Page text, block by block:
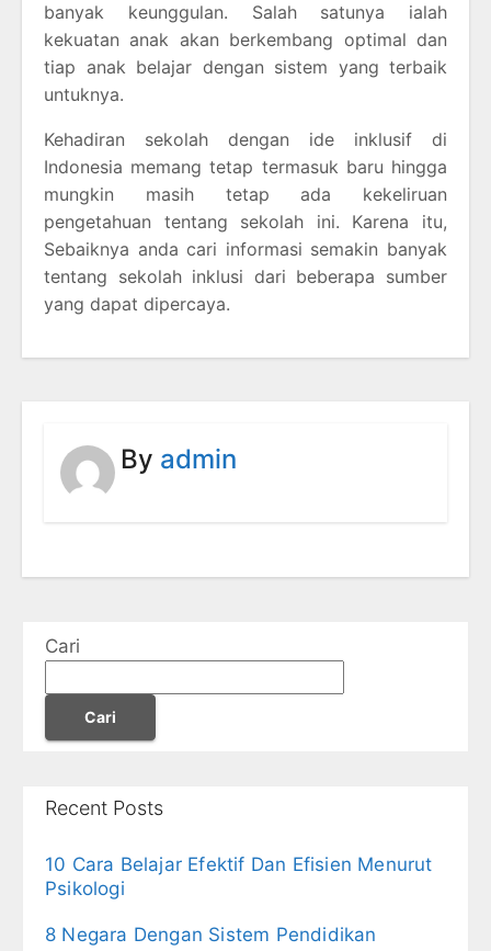
banyak keunggulan. Salah satunya ialah
kekuatan anak akan berkembang optimal dan
tiap anak belajar dengan sistem yang terbaik
untuknya.
Kehadiran sekolah dengan ide inklusif di
Indonesia memang tetap termasuk baru hingga
mungkin masih tetap ada kekeliruan
pengetahuan tentang sekolah ini. Karena itu,
Sebaiknya anda cari informasi semakin banyak
tentang sekolah inklusi dari beberapa sumber
yang dapat dipercaya.
By admin
Cari
Cari
Recent Posts
10 Cara Belajar Efektif Dan Efisien Menurut
Psikologi
8 Negara Dengan Sistem Pendidikan